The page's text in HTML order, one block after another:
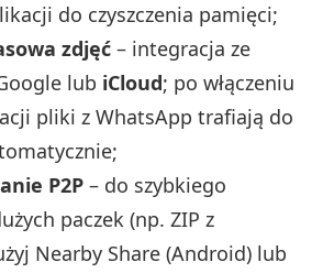
do czyszczenia pamięci;
zdjęć – integracja ze
lub iCloud; po włączeniu
pliki z WhatsApp trafiają do
P2P – do szybkiego
paczek (np. ZIP z
Nearby Share (Android) lub